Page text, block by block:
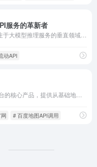
服务的革新者
动API
# 百度地图API调用